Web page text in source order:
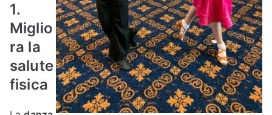
1.
Miglio
ra la
salute
fisica